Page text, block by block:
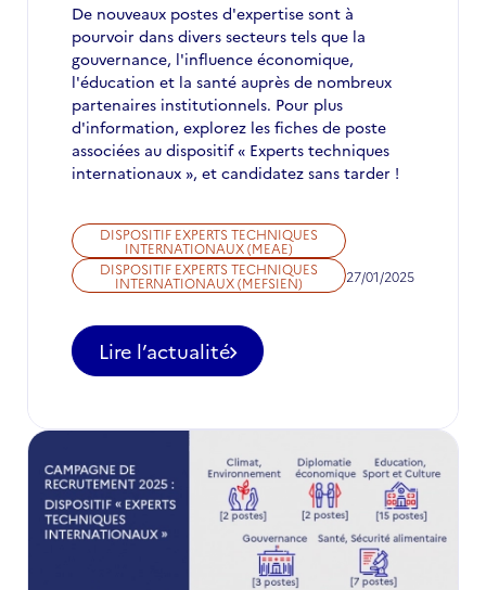
De nouveaux postes d'expertise sont à
pourvoir dans divers secteurs tels que la
gouvernance, l'influence économique,
l'éducation et la santé auprès de nombreux
partenaires institutionnels. Pour plus
d'information, explorez les fiches de poste
associées au dispositif « Experts techniques
internationaux », et candidatez sans tarder !
DISPOSITIF EXPERTS TECHNIQUES
INTERNATIONAUX (MEAE)
DISPOSITIF EXPERTS TECHNIQUES
INTERNATIONAUX (MEFSIEN) 27/01/2025
Lire l’actualité
-
Appel
candidatures
des
postes
à